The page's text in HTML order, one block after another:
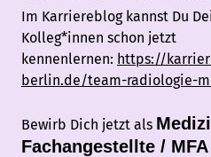
Im Karriereblog kannst Du
Kolleg*innen schon jetzt
kennenlernen: https://
berlin.de/team-radiologie-
Bewirb Dich jetzt als
Fachangestellte /